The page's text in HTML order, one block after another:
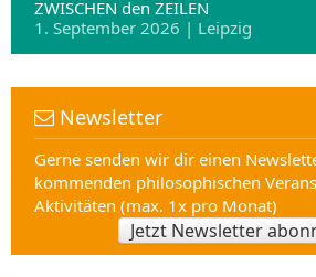
ZWISCHEN den ZEILEN
1. September 2026 | Leipzig
Newsletter
Gerne senden wir dir einen
kommenden philosophischen
Aktivitäten (max. 1x pro Monat)
Jetzt Newsletter